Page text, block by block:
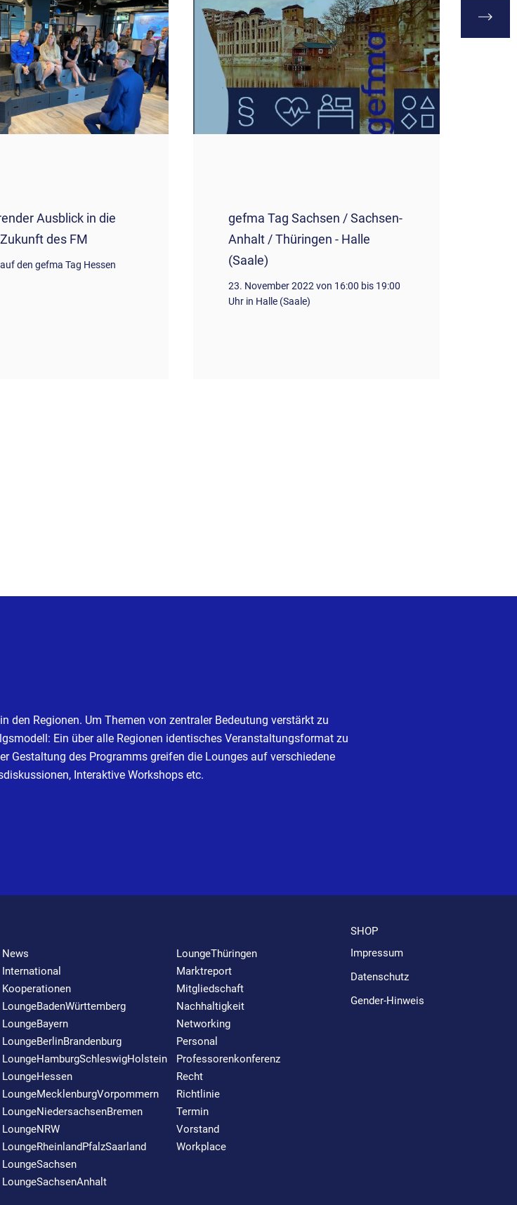
Ausblick in die
des FM
den gefma Tag Hessen
gefma Tag Sachsen / Sachsen-
Anhalt / Thüringen - Halle
(Saale)
23. November 2022 von 16:00 bis 19:00
Uhr in Halle (Saale)
Regionen. Um Themen von zentraler Bedeutung verstärkt zu
Ein über alle Regionen identisches Veranstaltungsformat zu
Gestaltung des Programms greifen die Lounges auf verschiedene
Interaktive Workshops etc.
News
International
Kooperationen
LoungeBadenWürttemberg
LoungeBayern
LoungeBerlinBrandenburg
LoungeHamburgSchleswigHolstein
LoungeHessen
LoungeMecklenburgVorpommern
LoungeNiedersachsenBremen
LoungeNRW
LoungeRheinlandPfalzSaarland
LoungeSachsen
LoungeSachsenAnhalt
LoungeThüringen
Marktreport
Mitgliedschaft
Nachhaltigkeit
Networking
Personal
Professorenkonferenz
Recht
Richtlinie
Termin
Vorstand
Workplace
SHOP
Impressum
Datenschutz
Gender-Hinweis